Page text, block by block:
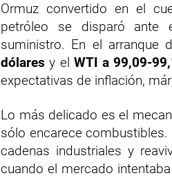
Ormuz convertido en el
petróleo se disparó ante
suministro. En el arranque
dólares y el WTI a 99,09-
expectativas de inflación,
Lo más delicado es el
sólo encarece
cadenas industriales y
cuando el mercado